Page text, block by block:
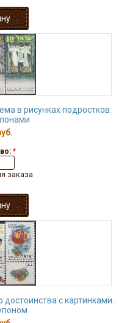
в рисунках подростков.
*
заказа
с картинками.